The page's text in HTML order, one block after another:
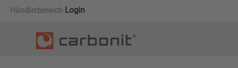
Händlerbereich Login